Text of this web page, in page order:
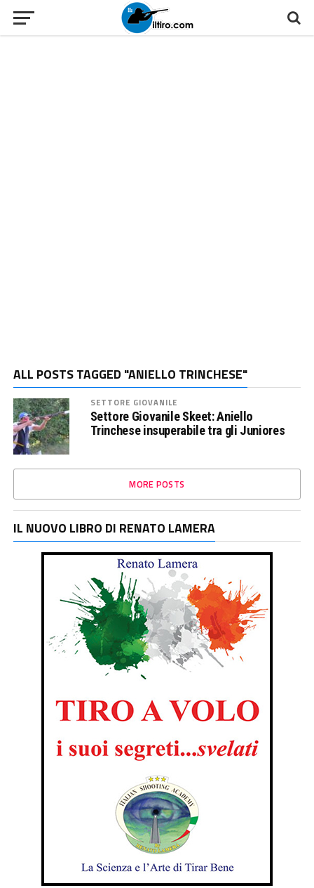
ALL POSTS TAGGED "ANIELLO TRINCHESE"
SETTORE GIOVANILE
Settore Giovanile Skeet: Aniello
Trinchese insuperabile tra gli Juniores
MORE POSTS
IL NUOVO LIBRO DI RENATO LAMERA